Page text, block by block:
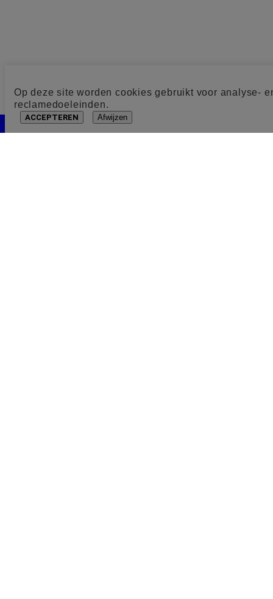
Op deze site worden cookies gebruikt voor analyse-
reclamedoeleinden.
ACCEPTEREN Afwijzen
Cookie toestemming